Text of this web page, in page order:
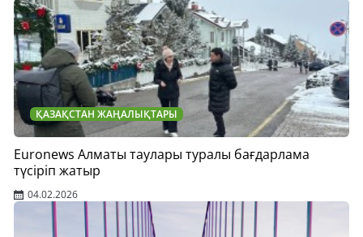
ҚАЗАҚСТАН ЖАҢАЛЫҚТАРЫ
Euronews Алматы таулары туралы бағдарлама
түсіріп жатыр
04.02.2026